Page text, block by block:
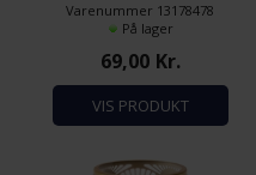
Varenummer 13178478
På lager
69,00 Kr.
VIS PRODUKT